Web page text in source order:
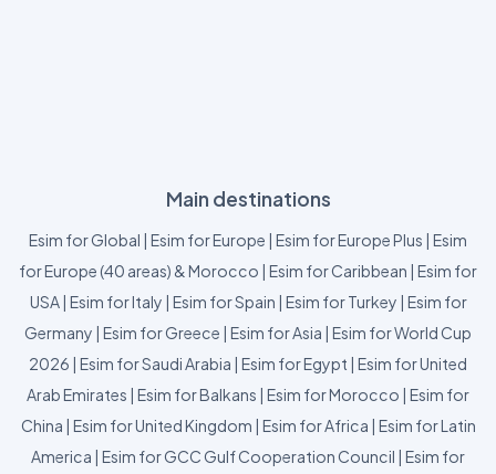
Main destinations
Esim for Global | Esim for Europe | Esim for Europe Plus | Esim
for Europe (40 areas) & Morocco | Esim for Caribbean | Esim for
USA| Esim for Italy | Esim for Spain | Esim for Turkey | Esim for
Germany | Esim for Greece | Esim for Asia | Esim for World Cup
2026 | Esim for Saudi Arabia | Esim for Egypt | Esim for United
Arab Emirates | Esim for Balkans | Esim for Morocco | Esim for
China | Esim for United Kingdom | Esim for Africa | Esim for Latin
America | Esim for GCC Gulf Cooperation Council | Esim for